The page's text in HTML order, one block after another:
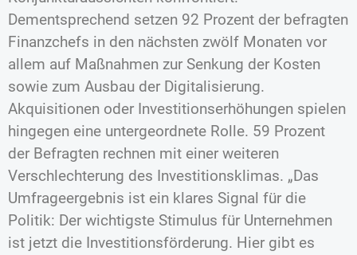
Dementsprechend setzen 92 Prozent der befragten
Finanzchefs in den nächsten zwölf Monaten vor
allem auf Maßnahmen zur Senkung der Kosten
sowie zum Ausbau der Digitalisierung.
Akquisitionen oder Investitionserhöhungen spielen
hingegen eine untergeordnete Rolle. 59 Prozent
der Befragten rechnen mit einer weiteren
Verschlechterung des Investitionsklimas. „Das
Umfrageergebnis ist ein klares Signal für die
Politik: Der wichtigste Stimulus für Unternehmen
ist jetzt die Investitionsförderung. Hier gibt es